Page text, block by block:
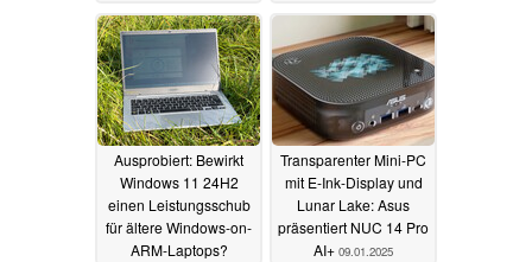
31.01.2025
sind25.01.2025
Ausprobiert: Bewirkt
Windows 11 24H2
einen Leistungsschub
für ältere Windows-on-
ARM-Laptops?
Transparenter Mini-PC
mit E-Ink-Display und
Lunar Lake: Asus
präsentiert NUC 14 Pro
AI+ 09.01.2025